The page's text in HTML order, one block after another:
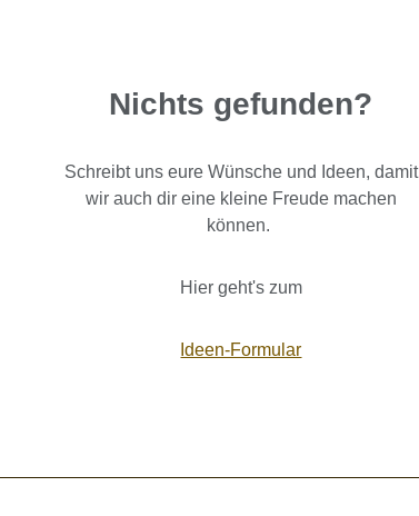
Nichts gefunden?
Schreibt uns eure Wünsche und Ideen, damit
wir auch dir eine kleine Freude machen
können.
Hier geht's zum
Ideen-Formular